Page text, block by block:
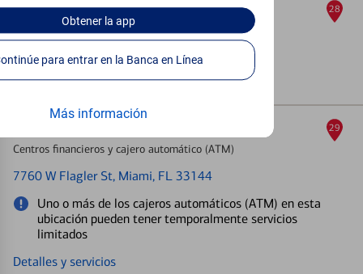
Obtenerla app
Continúe para entrar en la Banca en Línea
Más información
Bird/Ludlam
Centros financieros y cajero automático (ATM)
4020 SW 67th Ave , Miami, FL 33155
Detalles y servicios
28
Centros financieros y cajero automático (ATM)
7760 W Flagler St, Miami, FL 33144
Uno o más de los cajeros automáticos (ATM) en esta
ubicación pueden tener temporalmente servicios
limitados
Detalles y servicios
29